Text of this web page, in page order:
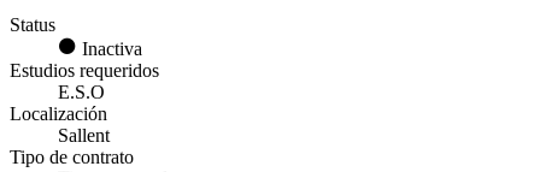
Status
Inactiva
Estudios requeridos
E.S.O
Localización
Sallent
Tipo de contrato